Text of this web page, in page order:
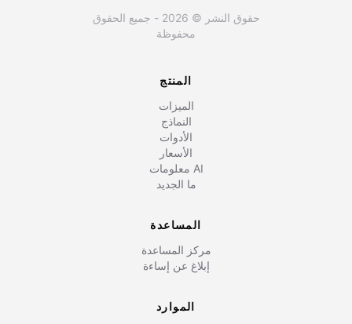
حقوق النشر © 2026 - جميع الحقوق
محفوظة
المنتج
الميزات
النماذج
الأدوات
الأسعار
معلومات AI
ما الجديد
المساعدة
مركز المساعدة
إبلاغ عن إساءة
الموارد